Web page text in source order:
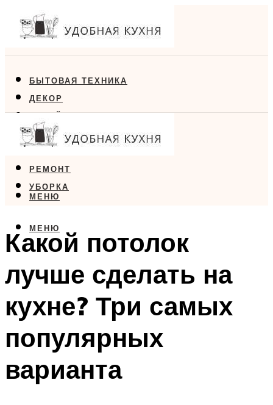
БЫТОВАЯ ТЕХНИКА
ДЕКОР
ДИЗАЙН
ЕДА
РЕМОНТ
УБОРКА
МЕНЮ
МЕНЮ
Какой потолок
лучше сделать на
кухне? Три самых
популярных
варианта